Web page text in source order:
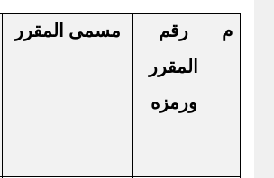
م
رقم
المقرر
ورمزه
مسمى المقرر